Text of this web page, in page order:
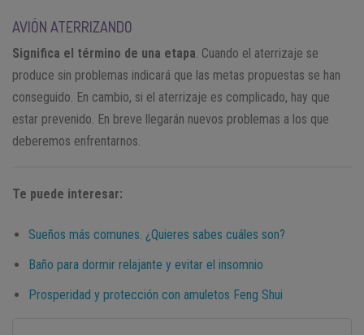
AVIÓN ATERRIZANDO
Significa el término de una etapa . Cuando el aterrizaje se
produce sin problemas indicará que las metas propuestas se han
conseguido. En cambio, si el aterrizaje es complicado, hay que
estar prevenido. En breve llegarán nuevos problemas a los que
deberemos enfrentarnos.
Te puede interesar:
Sueños más comunes. ¿Quieres sabes cuáles son?
Baño para dormir relajante y evitar el insomnio
Prosperidad y protección con amuletos Feng Shui